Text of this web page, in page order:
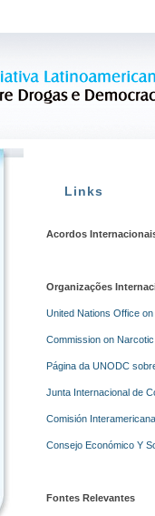
Links
Acordos
Organizações
United Nations Office
Commission on
Página da UNODC
Junta Internacional de
Comisión
Consejo Económico Y
Fontes Relevantes